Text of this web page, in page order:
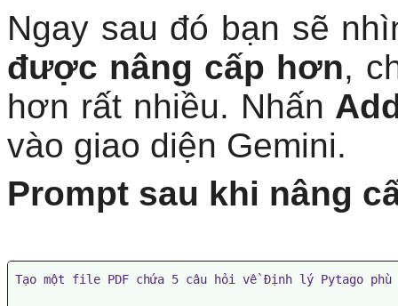
Ngay sau đó bạn sẽ
được nâng cấp hơn,
hơn rất nhiều. Nhấn
vào giao diện Gemini.
Prompt sau khi nâng
Tạo một file PDF chứa 5 câu hỏi về Định lý Pytago phù